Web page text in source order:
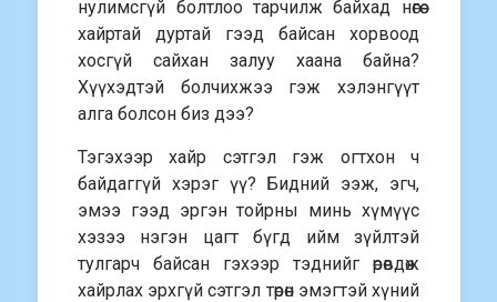
нулимсгүй болтлоо тарчилж байхад нөгөө
хайртай дуртай гээд байсан хорвоод
хосгүй сайхан залуу хаана байна?
Хүүхэдтэй болчихжээ гэж хэлэнгүүт
алга болсон биз дээ?
Тэгэхээр хайр сэтгэл гэж огтхон ч
байдаггүй хэрэг үү? Бидний ээж, эгч,
эмээ гээд эргэн тойрны минь хүмүүс
хэзээ нэгэн цагт бүгд ийм зүйлтэй
тулгарч байсан гэхээр тэднийг өрөвдөж
хайрлах эрхгүй сэтгэл төрөн эмэгтэй хүний